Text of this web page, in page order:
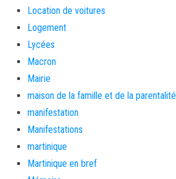
Location de voitures
Logement
Lycées
Macron
Mairie
maison de la famille et de la parentalité
manifestation
Manifestations
martinique
Martinique en bref